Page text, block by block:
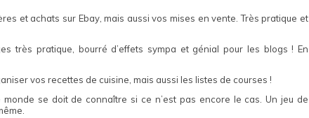
et achats sur Ebay, mais aussi vos mises en vente. Très pratique et
très pratique, bourré d’effets sympa et génial pour les blogs ! En
vos recettes de cuisine, mais aussi les listes de courses !
se doit de connaître si ce n’est pas encore le cas. Un jeu de